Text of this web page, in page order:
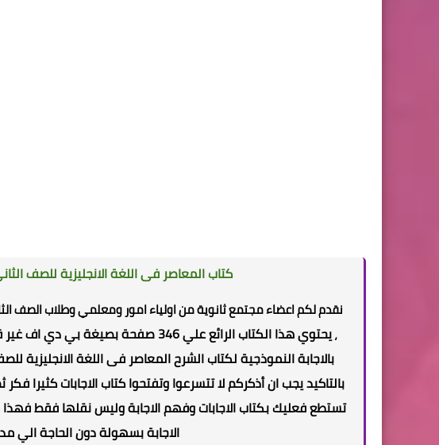
كتاب المعاصر فى اللغة الانجليزيةللصف
نقدم لكم اعضاء مجتمع ثانوية من اولياء امور ومعلمي وطلاب الصف
،
يحتوي هذا الكتاب الرائع علي 346 صفحة
بالتاكيد يجب ان أذكركم لا تتسرعوا وتفتحوا كتاب الاجابات
تستطع فعليك بكتاب الاجابات وفهم الاجابة وليس نقلها فقط
الاجابة بسهولة دون الحاجة